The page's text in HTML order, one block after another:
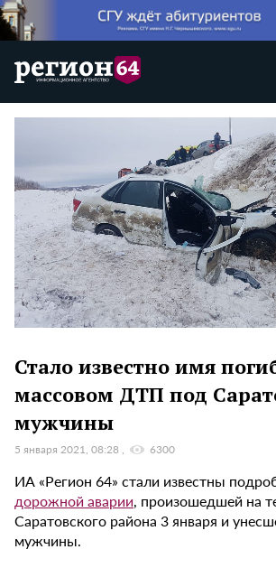
Стало известно имя
массовом ДТП под
мужчины
5 января 2021, 08:28 6300
ИА «Регион 64» стали известны
дорожной аварии, произошедшей на
Саратовского района 3 января и
мужчины.